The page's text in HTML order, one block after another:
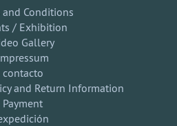
and Conditions
/ Exhibition
Gallery
contacto
and Return Information
Payment